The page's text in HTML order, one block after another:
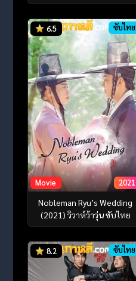
6.5 ซับไทย
Movie 2021
Nobleman Ryu’s Wedding
(2021) วิวาห์ว้าวุ่น ซับไทย
8.2 ซับไทย